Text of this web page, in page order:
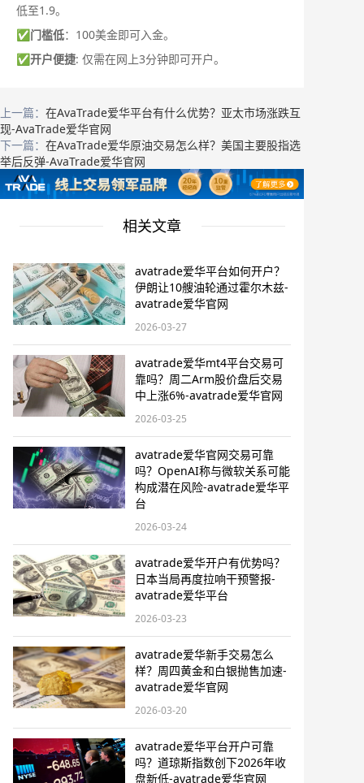
低至1.9。
✅门槛低：100美金即可入金。
✅开户便捷: 仅需在网上3分钟即可开户。
上一篇： 在AvaTrade爱华平台有什么优势？亚太市场涨跌互
现-AvaTrade爱华官网
下一篇： 在AvaTrade爱华原油交易怎么样？美国主要股指选
举后反弹-AvaTrade爱华官网
相关文章
avatrade爱华平台如何开户？
伊朗让10艘油轮通过霍尔木兹-
avatrade爱华官网
2026-03-27
avatrade爱华mt4平台交易可
靠吗？周二Arm股价盘后交易
中上涨6%-avatrade爱华官网
2026-03-25
avatrade爱华官网交易可靠
吗？OpenAI称与微软关系可能
构成潜在风险-avatrade爱华平
台
2026-03-24
avatrade爱华开户有优势吗？
日本当局再度拉响干预警报​-
avatrade爱华平台
2026-03-23
avatrade爱华新手交易怎么
样？周四黄金和白银抛售加速-
avatrade爱华官网
2026-03-20
avatrade爱华平台开户可靠
吗？道琼斯指数创下2026年收
盘新低-avatrade爱华官网